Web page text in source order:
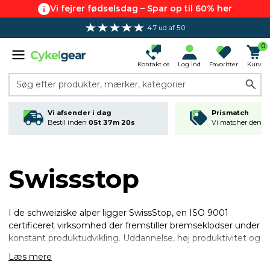
Vi fejrer fødselsdag – Spar op til 60% her
4.7 ud af 5.0
Kontakt os Log ind Favoritter
0
Kurv
Søg efter produkter, mærker, kategorier
Vi afsender i dag
Bestil inden 05t 37m 19s
Prismatch
Vi matcher den
Swissstop
I de schweiziske alper ligger SwissStop, en ISO 9001
certificeret virksomhed der fremstiller bremseklodser under
konstant produktudvikling. Uddannelse, høj produktivitet og
konstant kvalitetskontrol er en vigtig del af arbejdet på
fabrikken, for at sikre fortsat succes og fremtid på det
Læs mere